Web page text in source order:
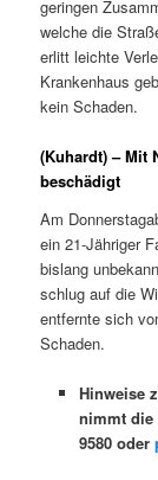
geringen
welche die
erlitt leichte
Krankenhaus
kein Schaden.
(Kuhardt) – Mit
beschädigt
Am
ein 21-Jähriger
bislang
schlug auf die
entfernte sich
Schaden.
Hinweise
nimmt die
9580 oder